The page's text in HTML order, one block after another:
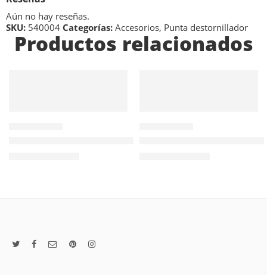
Aún no hay reseñas.
SKU: 540004 Categorías: Accesorios, Punta destornillador
Productos relacionados